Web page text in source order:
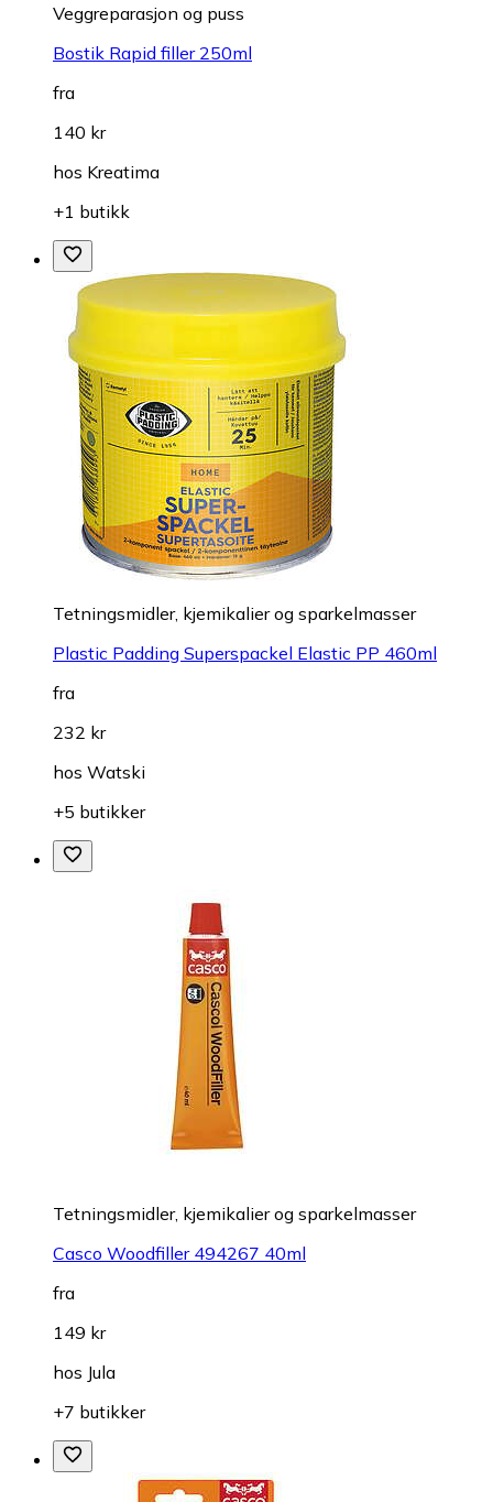
Veggreparasjon og puss
Bostik Rapid filler 250ml
fra
140 kr
hos Kreatima
+1 butikk
Tetningsmidler, kjemikalier og sparkelmasser
Plastic Padding Superspackel Elastic PP 460ml
fra
232 kr
hos Watski
+5 butikker
Tetningsmidler, kjemikalier og sparkelmasser
Casco Woodfiller 494267 40ml
fra
149 kr
hos Jula
+7 butikker